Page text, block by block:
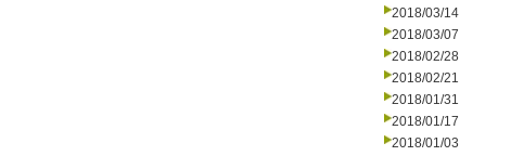
2018/03/14
2018/03/07
2018/02/28
2018/02/21
2018/01/31
2018/01/17
2018/01/03